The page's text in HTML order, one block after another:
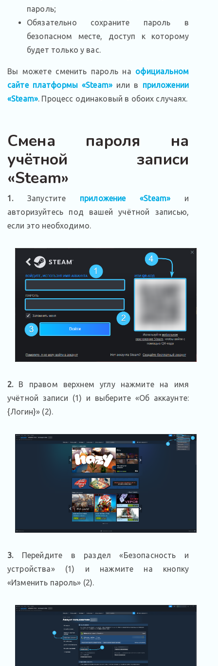
пароль;
Обязательно сохраните пароль в
безопасном месте, доступ к которому
будет только у вас.
Вы можете сменить пароль на официальном
сайте платформы «Steam» или в приложении
«Steam». Процесс одинаковый в обоих случаях.
Смена пароля на
учётной записи
«Steam»
1.Запустите приложение «Steam» и
авторизуйтесь под вашей учётной записью,
если это необходимо.
2.В правом верхнем углу нажмите на имя
учётной записи (1) и выберите «Об аккаунте:
{Логин}» (2).
3.Перейдите в раздел «Безопасность и
устройства» (1) и нажмите на кнопку
«Изменить пароль» (2).